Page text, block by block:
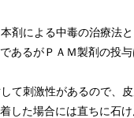
剤による中毒の治療法
あるがＰＡＭ製剤の投
て刺激性があるので、
した場合には直ちに石